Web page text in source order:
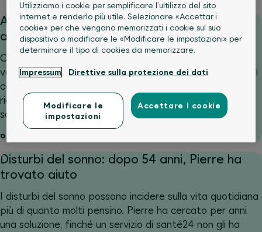
Ammalarsi in vacanza: aspettare o rivolgersi
a un medico?
Cosa fare se ci si ammala all’estero e non si riesce a
valutare la gravità della situazione? È proprio in momenti
come questi che emerge quanto possa essere prezioso
ricevere rapidamente un primo orientamento da
santé24.
Per saperne di più
Disturbi del sonno: dopo 54 anni, Pierre ha
trovato aiuto
I disturbi del sonno possono incidere sulla vita quotidiana
più di quanto molti pensino. Pierre ha cercato per anni
una soluzione, finché un servizio di santé24 non gli ha
Utilizziamo i cookie per semplificare l’ultilizzo del sito
internet e renderlo più utile. Selezionare «Accettar i
cookie» per che vengano memorizzati i cookie sul suo
dispositivo o modificare le «Modificare le impostazioni» per
determinare il tipo di cookies da memorizzare.
Impressum Direttive sulla protezione dei dati
Modificare le
impostazioni
Accettare i cookie